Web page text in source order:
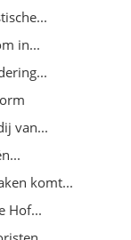
in...
van...
komt...
Hof...